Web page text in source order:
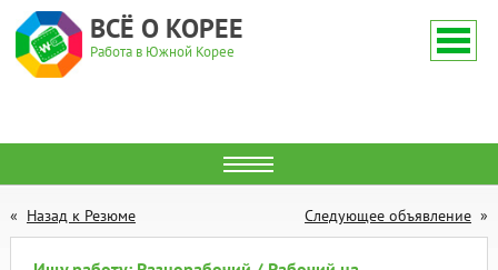
ВСЁ О КОРЕЕ
Работа в Южной Корее
Назад к Резюме Следующее объявление